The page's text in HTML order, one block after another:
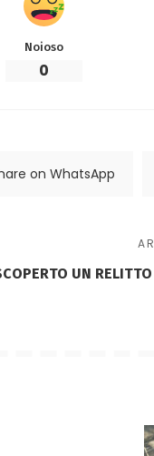
Noioso
0
on WhatsApp
UN